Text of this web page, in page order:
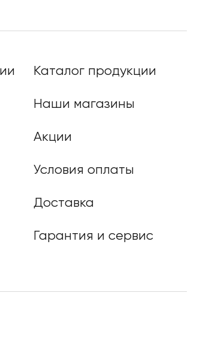
Каталог продукции
Наши магазины
Акции
Условия оплаты
Доставка
Гарантия и сервис